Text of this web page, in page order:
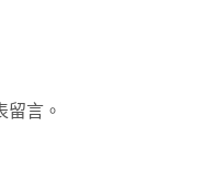
留言。